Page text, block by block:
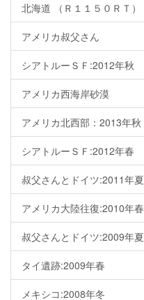
北海道 （Ｒ１１５０ＲＴ）
アメリカ叔父さん
シアトルーＳＦ:2012年秋
アメリカ西海岸砂漠
アメリカ北西部：2013年秋
シアトルーＳＦ:2012年春
叔父さんとドイツ:2011年夏
アメリカ大陸往復:2010年春
叔父さんとドイツ:2009年夏
タイ遺跡:2009年春
メキシコ:2008年冬